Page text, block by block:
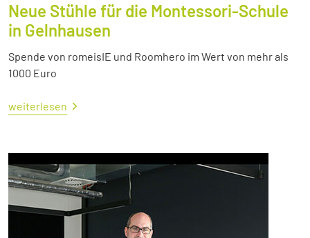
Neue Stühle für die Montessori-Schule
in Gelnhausen
Spende von romeisIE und Roomhero im Wert von mehr als
1000 Euro
weiterlesen